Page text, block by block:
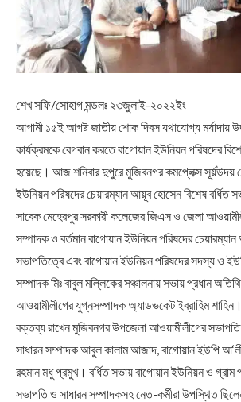
শেখ সফি/সোহাগ মন্ডলঃ ২৩জুলাই-২০২২ইং
আগামী ১৫ই আগষ্ট জাতীয় শোক দিবস যথাযোগ্য মর্যাদায়
কার্যক্রমকে বেগবান করতে বাগোয়ান ইউনিয়ন পরিষদের
হয়েছে। আজ শনিবার দুপুরে মুজিবনগর কমপ্লেক্স সূর্য়উদয়
ইউনিয়ন পরিষদের চেয়ারম্যান আয়ূব হোসেন বিশেষ
সাবেক মেহেরপুর সরকারী কলেজের জিএস ও জেলা
সম্পাদক ও বর্তমান বাগোয়ান ইউনিয়ন পরিষদের
সভাপতিত্বে এবং বাগোয়ান ইউনিয়ন পরিষদের সদস্য ও
সম্পাদক মিঃ বাবুল মল্লিকের সঞ্চালনায় সভায় প্রধান
আওয়ামীলীগের যুগ্নসম্পাদক অ্যাডভকেট ইব্রাহিম
বক্তব্য রাখেন মুজিবনগর উপজেলা আওয়ামীলীগের
সাধারন সম্পাদক আবুল কালাম আজাদ, বাগোয়ান ইউপি
রহমান মধু প্রমুখ। বর্ধিত সভায় বাগোয়ান ইউনিয়ন ও গ্রাম
সভাপতি ও সাধারন সম্পাদকসহ নেত-কর্মীরা উপস্থিত